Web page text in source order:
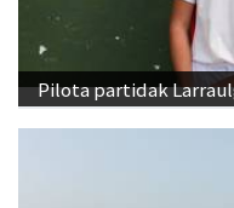
Pilota partidak